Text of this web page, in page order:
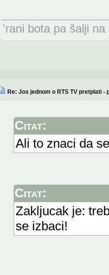
'rani bota pa šalji na
Re: Jos jednom o RTS TV pretplati -
Citat:
Ali to znaci da
Citat:
Zakljucak je:
se izbaci!